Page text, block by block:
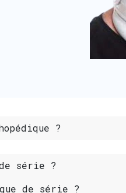
?
série ?
de série ?